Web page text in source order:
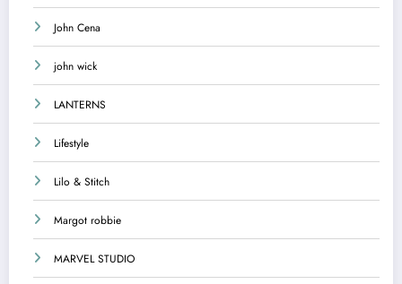
John Cena
john wick
LANTERNS
Lifestyle
Lilo & Stitch
Margot robbie
MARVEL STUDIO